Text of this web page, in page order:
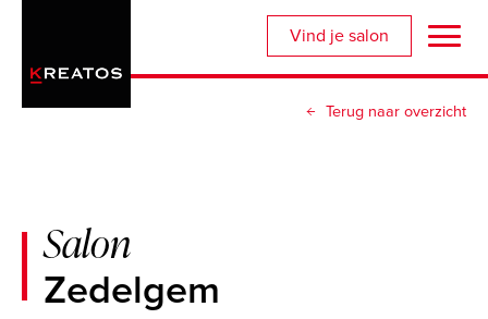
naar
inhoud
Vind je salon
Terug naar overzicht
Salon
Zedelgem